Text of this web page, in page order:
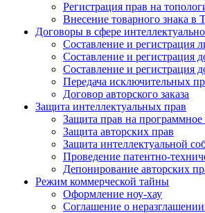
Регистрация прав на
Внесение товарного знака
Договоры в сфере
Составление и регистрация
Составление и регистрация
Составление и регистрация
Передача исключительных
Договор авторского заказа
Защита интеллектуальных прав
Защита прав на программное
Защита авторских прав
Защита интеллектуальной
Проведение патентно-
Депонирование авторских
Режим коммерческой тайны
Оформление ноу-хау
Соглашение о